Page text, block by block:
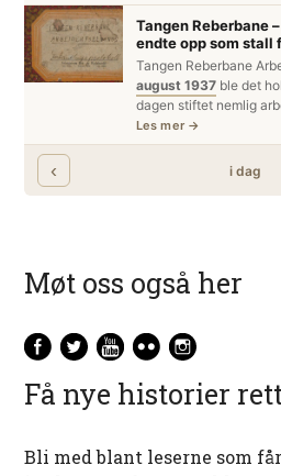
Møt oss også her
Få nye historier
Bli med blant leserne som